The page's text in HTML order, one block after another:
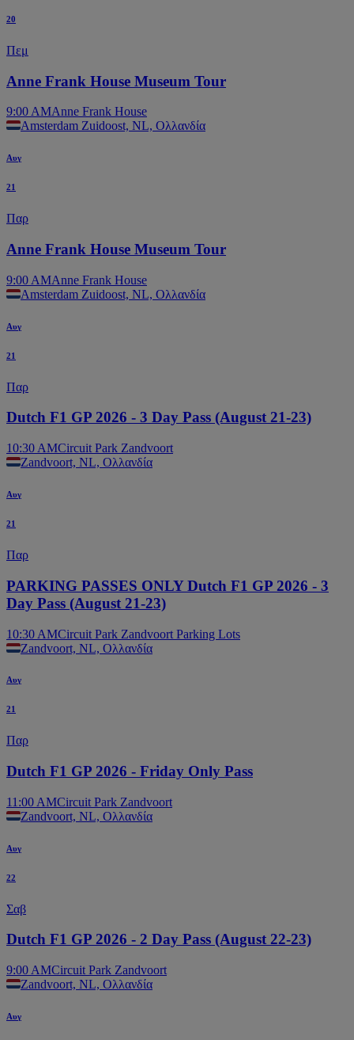
20
Πεμ
Anne Frank House Museum Tour
9:00 AMAnne Frank House
Amsterdam Zuidoost, NL, Ολλανδία
Αυγ
21
Παρ
Anne Frank House Museum Tour
9:00 AMAnne Frank House
Amsterdam Zuidoost, NL, Ολλανδία
Αυγ
21
Παρ
Dutch F1 GP 2026 - 3 Day Pass (August 21-23)
10:30 AMCircuit Park Zandvoort
Zandvoort, NL, Ολλανδία
Αυγ
21
Παρ
PARKING PASSES ONLY Dutch F1 GP 2026 - 3
Day Pass (August 21-23)
10:30 AMCircuit Park Zandvoort Parking Lots
Zandvoort, NL, Ολλανδία
Αυγ
21
Παρ
Dutch F1 GP 2026 - Friday Only Pass
11:00 AMCircuit Park Zandvoort
Zandvoort, NL, Ολλανδία
Αυγ
22
Σαβ
Dutch F1 GP 2026 - 2 Day Pass (August 22-23)
9:00 AMCircuit Park Zandvoort
Zandvoort, NL, Ολλανδία
Αυγ